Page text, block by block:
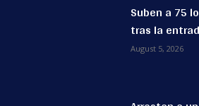
Suben a 75
tras la
August 5, 2026